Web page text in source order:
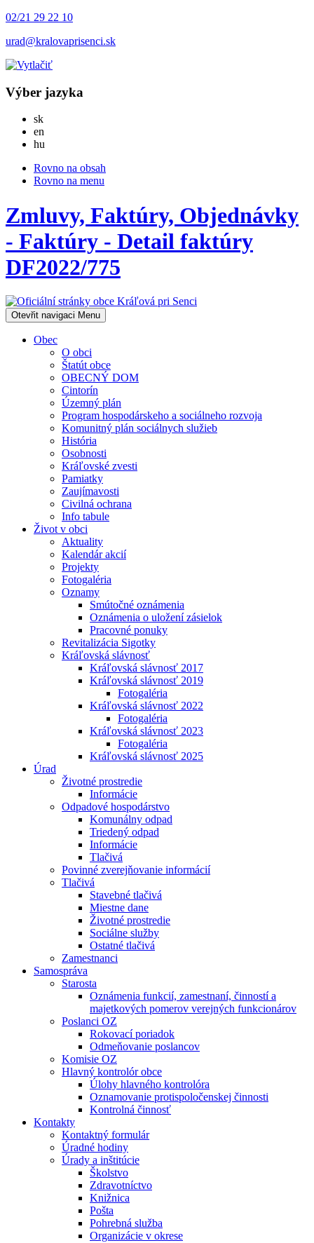
02/21 29 22 10
urad@kralovaprisenci.sk
Výber jazyka
skSlovensky
en
hu
Rovno na obsah
Rovno na menu
Zmluvy, Faktúry, Objednávky
- Faktúry - Detail faktúry
DF2022/775
Otevřit navigaci Menu
Obec
O obci
Štatút obce
OBECNÝ DOM
Cintorín
Územný plán
Program hospodárskeho a sociálneho rozvoja
Komunitný plán sociálnych služieb
História
Osobnosti
Kráľovské zvesti
Pamiatky
Zaujímavosti
Civilná ochrana
Info tabule
Život v obci
Aktuality
Kalendár akcií
Projekty
Fotogaléria
Oznamy
Smútočné oznámenia
Oznámenia o uložení zásielok
Pracovné ponuky
Revitalizácia Sigotky
Kráľovská slávnosť
Kráľovská slávnosť 2017
Kráľovská slávnosť 2019
Fotogaléria
Kráľovská slávnosť 2022
Fotogaléria
Kráľovská slávnosť 2023
Fotogaléria
Kráľovská slávnosť 2025
Úrad
Životné prostredie
Informácie
Odpadové hospodárstvo
Komunálny odpad
Triedený odpad
Informácie
Tlačivá
Povinné zverejňovanie informácií
Tlačivá
Stavebné tlačivá
Miestne dane
Životné prostredie
Sociálne služby
Ostatné tlačivá
Zamestnanci
Samospráva
Starosta
Oznámenia funkcií, zamestnaní, činností a
majetkových pomerov verejných funkcionárov
Poslanci OZ
Rokovací poriadok
Odmeňovanie poslancov
Komisie OZ
Hlavný kontrolór obce
Úlohy hlavného kontrolóra
Oznamovanie protispoločenskej činnosti
Kontrolná činnosť
Kontakty
Kontaktný formulár
Úradné hodiny
Úrady a inštitúcie
Školstvo
Zdravotníctvo
Knižnica
Pošta
Pohrebná služba
Organizácie v okrese